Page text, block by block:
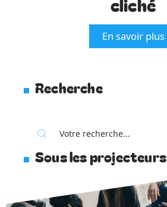
En savoir plus
Recherche
Sous les projecteurs